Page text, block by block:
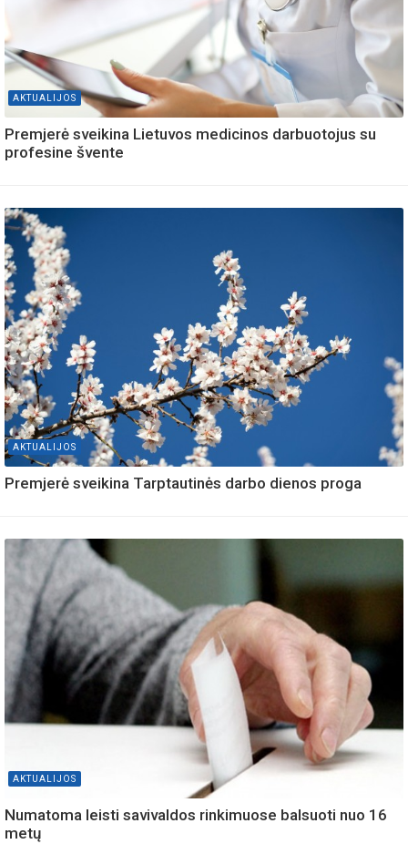
AKTUALIJOS
Premjerė sveikina Lietuvos medicinos darbuotojus su
profesine švente
AKTUALIJOS
Premjerė sveikina Tarptautinės darbo dienos proga
AKTUALIJOS
Numatoma leisti savivaldos rinkimuose balsuoti nuo 16
metų